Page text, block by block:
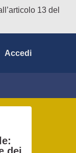
13 del
Accedi